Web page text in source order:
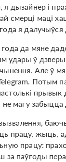
я дызайнер і
смерці маці
я
да мяне
удары ў дзверы,
Але ў
Потым
прывык
не магу забыцца
працу, жыць,
працу:
за паўгоды